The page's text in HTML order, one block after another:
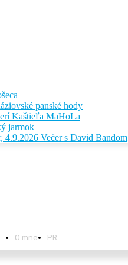
panské hody
Kaštieľa MaHoLa
jarmok
4.9.2026 Večer s David Bandom
O mne PR